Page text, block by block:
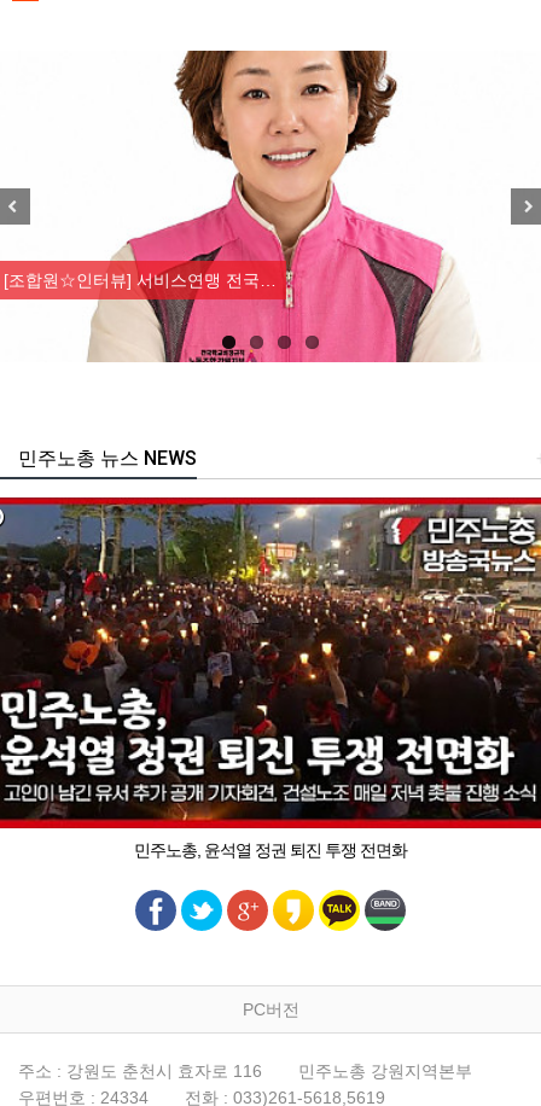
[조합원☆인터뷰] 서비스연맹 전국…
주노총 뉴스 NEWS
민주노총, 윤석열 정권 퇴진 투쟁 전면화
PC버전
주소 : 강원도 춘천시 효자로 116
민주노총 강원지역본부
우편번호 : 24334
전화 : 033)261-5618,5619